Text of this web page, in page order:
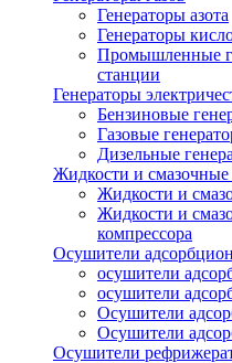
Генераторы азота
Генераторы
Промышленные
станции
Генераторы
Бензиновые
Газовые
Дизельные
Жидкости и
Жидкости и
Жидкости и
компрессора
Осушители
осушители
осушители
Осушители
Осушители
Осушители